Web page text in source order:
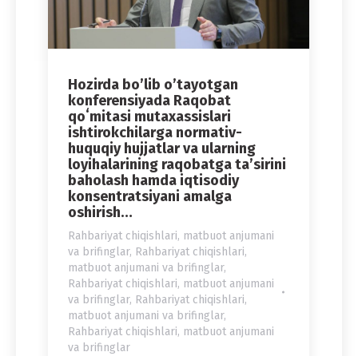
Hozirda bo’lib o’tayotgan
konferensiyada Raqobat
qoʻmitasi mutaxassislari
ishtirokchilarga normativ-
huquqiy hujjatlar va ularning
loyihalarining raqobatga ta’sirini
baholash hamda iqtisodiy
konsentratsiyani amalga
oshirish…
Rahbariyat chiqishlari, matbuot anjumani
va brifinglar, Rahbariyat chiqishlari,
matbuot anjumani va brifinglar,
Rahbariyat chiqishlari, matbuot anjumani
va brifinglar, Rahbariyat chiqishlari,
matbuot anjumani va brifinglar,
Rahbariyat chiqishlari, matbuot anjumani
va brifinglar